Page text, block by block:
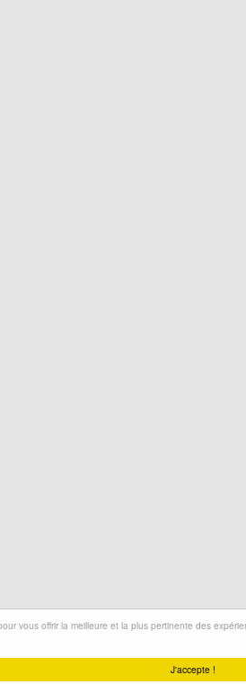
J'accepte !
vous offrir la meilleure et la plus pertinente des